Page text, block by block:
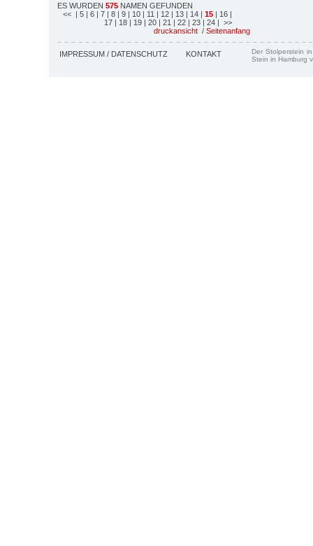
ES WURDEN 575 NAMEN GEFUNDEN
<< | 5 | 6 | 7 | 8 | 9 | 10 | 11 | 12 | 13 | 14 | 15 | 16 |
17 | 18 | 19 | 20 | 21 | 22 | 23 | 24 | >>
druckansicht / Seitenanfang
IMPRESSUM / DATENSCHUTZ KONTAKT
Der Stolperstein
Stein in Hamburg